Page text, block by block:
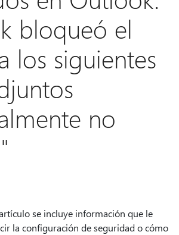
bloqueó el
los siguientes
no
se incluye información que le
la configuración de seguridad o cómo